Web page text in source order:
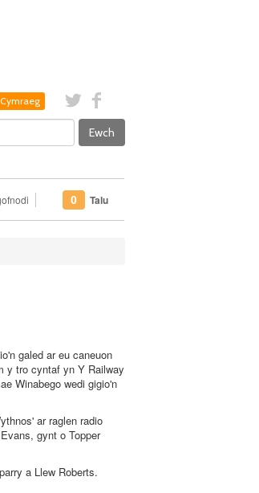
Cymraeg
Ewch
0 Talu
galed ar eu caneuon
y tro cyntaf yn Y Railway
Winabego wedi gigio'n
ar raglen radio
gynt o Topper
a Llew Roberts.